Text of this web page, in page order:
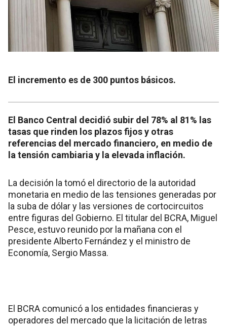
El incremento es de 300 puntos básicos.
El Banco Central decidió subir del 78% al 81% las
tasas que rinden los plazos fijos y otras
referencias del mercado financiero, en medio de
la tensión cambiaria y la elevada inflación.
La decisión la tomó el directorio de la autoridad
monetaria en medio de las tensiones generadas por
la suba de dólar y las versiones de cortocircuitos
entre figuras del Gobierno. El titular del BCRA, Miguel
Pesce, estuvo reunido por la mañana con el
presidente Alberto Fernández y el ministro de
Economía, Sergio Massa.
El BCRA comunicó a los entidades financieras y
operadores del mercado que la licitación de letras